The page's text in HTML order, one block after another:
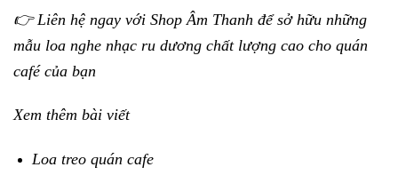
👉 Liên hệ ngay với Shop Âm Thanh để sở hữu những
mẫu loa nghe nhạc ru dương chất lượng cao cho quán
café của bạn
Xem thêm bài viết
Loa treo quán cafe